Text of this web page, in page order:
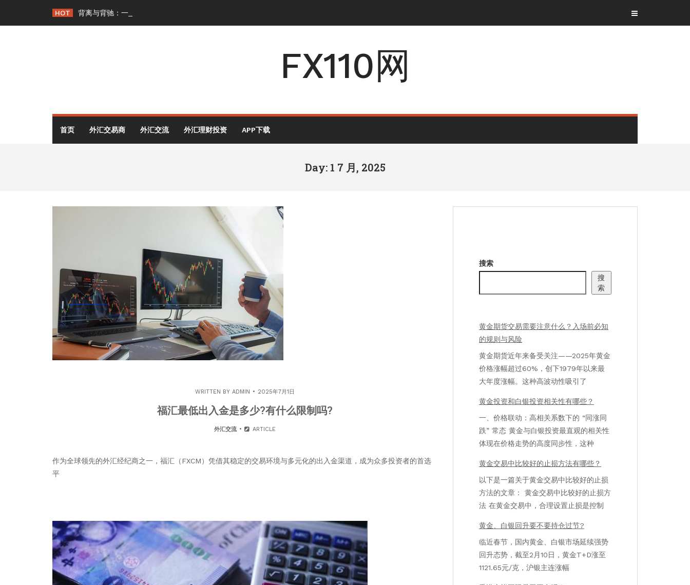
content
HOT 背离与背驰：一字之差，交易逻辑天壤之别
FX110网
首页 外汇交易商 外汇交流 外汇理财投资 APP下载
Day: 1 7 月, 2025
WRITTEN BY ADMIN 2025年7月1日
福汇最低出入金是多少?有什么限制吗?
外汇交流 ARTICLE
作为全球领先的外汇经纪商之一，福汇（FXCM）凭借其稳定的交易环境与多元化的出入金渠道，成为众多投资者的首选
平
搜索
搜
索
黄金期货交易需要注意什么？入场前必知
的规则与风险
黄金期货近年来备受关注——2025年黄金
价格涨幅超过60%，创下1979年以来最
大年度涨幅。这种高波动性吸引了
黄金投资和白银投资相关性有哪些？
一、价格联动：高相关系数下的 “同涨同
跌” 常态 黄金与白银投资最直观的相关性
体现在价格走势的高度同步性，这种
黄金交易中比较好的止损方法有哪些？
以下是一篇关于黄金交易中比较好的止损
方法的文章： 黄金交易中比较好的止损方
法 在黄金交易中，合理设置止损是控制
黄金、白银回升要不要持仓过节?
临近春节，国内黄金、白银市场延续强势
回升态势，截至2月10日，黄金T+D涨至
1121.65元/克，沪银主连涨幅